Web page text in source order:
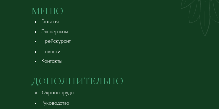
МЕНЮ
Главная
Экспертизы
Прейскурант
Новости
Контакты
Охрана труда
Руководство
ДОПОЛНИТЕЛЬНО